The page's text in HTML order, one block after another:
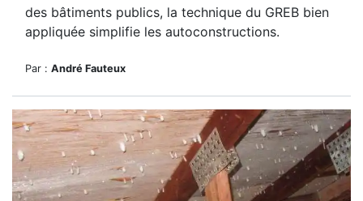
des bâtiments publics, la technique du GREB bien
appliquée simplifie les autoconstructions.
Par : André Fauteux